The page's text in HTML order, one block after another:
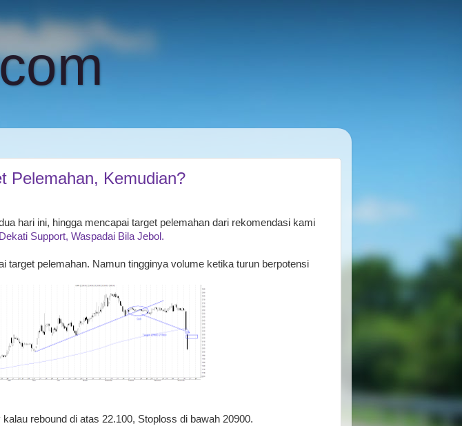
Pelemahan, Kemudian?
hari ini, hingga mencapai target pelemahan dari rekomendasi kami
Support, Waspadai Bila Jebol.
target pelemahan. Namun tingginya volume ketika turun berpotensi
rebound di atas 22.100, Stoploss di bawah 20900.